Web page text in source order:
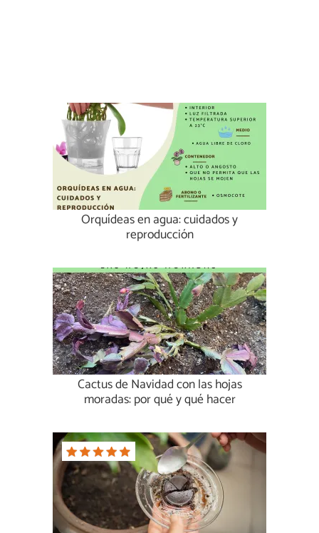
Orquídeas en agua: cuidados y
reproducción
Cactus de Navidad con las hojas
moradas: por qué y qué hacer